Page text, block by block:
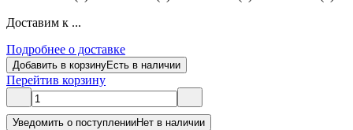
Доставим к ...
Подробнее о доставке
Добавить в корзинуЕсть в наличии
Перейтив корзину
Уведомить о поступленииНет в наличии